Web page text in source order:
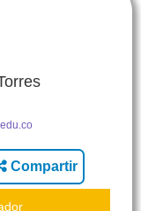
Compartir